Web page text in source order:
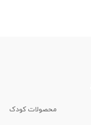
محصولات کودک